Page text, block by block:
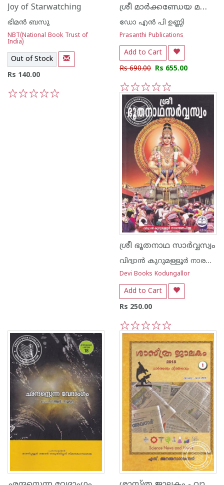
Joy of Starwatching
ഭിമന്‍ ബസു
NBT(National Book Trust of
India)
Out of Stock
Rs 140.00
ശ്രീ മാര്‍ക്കണ്ഡേയ മഹാപുരാണം
ഡോ എന്‍ പി ഉണ്ണി
Prasanthi Publications
Add to Cart
Rs 690.00 Rs 655.00
5
4
3
2
1
ശ്രീ ഭൂതനാഥ സാര്‍വ്വസ്വം
വിദ്വാന്‍ കുറുമള്ളൂര്‍ നാരയണന്‍ പിള്ള
Devi Books Kodungallor
Add to Cart
Rs 250.00
5
4
3
2
1